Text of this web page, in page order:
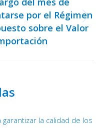
por el Régimen
sobre el Valor
la calidad de los